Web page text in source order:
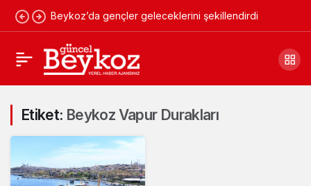
Beykoz’da gençler geleceklerini şekillendirdi
Etiket: Beykoz Vapur Durakları